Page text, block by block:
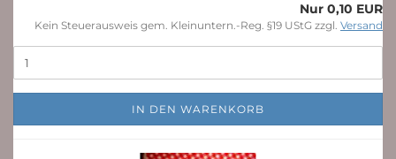
Nur 0,10 EUR
Kein Steuerausweis gem. Kleinuntern.-Reg. §19 UStG zzgl. Versand
IN DEN WARENKORB